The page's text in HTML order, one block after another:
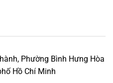
Phường Bình Hưng Hòa
Hồ Chí Minh